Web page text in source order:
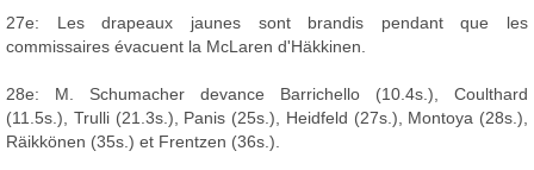
27e: Les drapeaux jaunes sont brandis pendant que les
commissaires évacuent la McLaren d'Häkkinen.
28e: M. Schumacher devance Barrichello (10.4s.), Coulthard
(11.5s.), Trulli (21.3s.), Panis (25s.), Heidfeld (27s.), Montoya (28s.),
Räikkönen (35s.) et Frentzen (36s.).